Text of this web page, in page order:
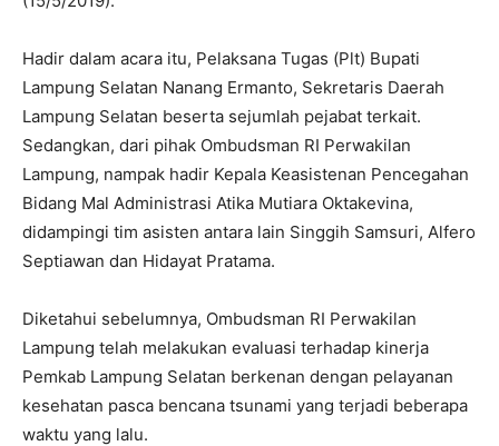
Hadir dalam acara itu, Pelaksana Tugas (Plt) Bupati
Lampung Selatan Nanang Ermanto, Sekretaris Daerah
Lampung Selatan beserta sejumlah pejabat terkait.
Sedangkan, dari pihak Ombudsman RI Perwakilan
Lampung, nampak hadir Kepala Keasistenan Pencegahan
Bidang Mal Administrasi Atika Mutiara Oktakevina,
didampingi tim asisten antara lain Singgih Samsuri, Alfero
Septiawan dan Hidayat Pratama.
Diketahui sebelumnya, Ombudsman RI Perwakilan
Lampung telah melakukan evaluasi terhadap kinerja
Pemkab Lampung Selatan berkenan dengan pelayanan
kesehatan pasca bencana tsunami yang terjadi beberapa
waktu yang lalu.